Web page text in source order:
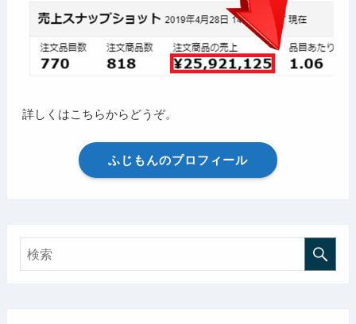
詳しくはこちらからどうぞ。
ふじもんのプロフィール